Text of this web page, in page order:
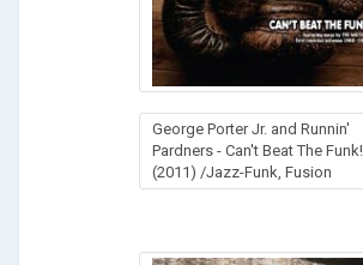
George Porter Jr. and Runnin'
Pardners - Can't Beat The Funk!
(2011) /Jazz-Funk, Fusion